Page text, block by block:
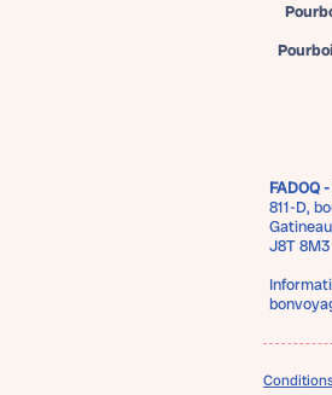
FADOQ
811-D,
J8T 8M3